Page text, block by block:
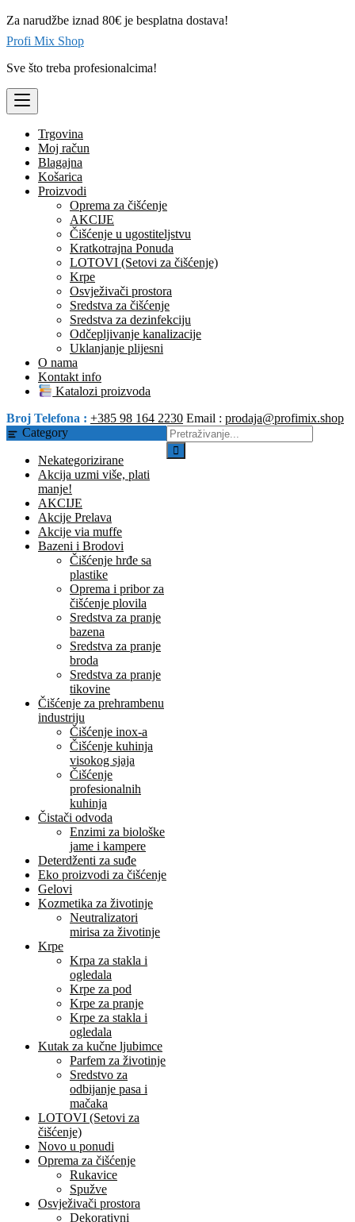
to
content
Za narudžbe iznad 80€ je besplatna dostava!
Profi Mix Shop
Sve što treba profesionalcima!
Trgovina
Moj račun
Blagajna
Košarica
Proizvodi
Oprema za čišćenje
AKCIJE
Čišćenje u ugostiteljstvu
Kratkotrajna Ponuda
LOTOVI (Setovi za čišćenje)
Krpe
Osvježivači prostora
Sredstva za čišćenje
Sredstva za dezinfekciju
Odčepljivanje kanalizacije
Uklanjanje plijesni
O nama
Kontakt info
Katalozi proizvoda
Broj Telefona : +385 98 164 2230 Email : prodaja@profimix.shop
Category
Nekategorizirane
Akcija uzmi više, plati
manje!
AKCIJE
Akcije Prelava
Akcije via muffe
Bazeni i Brodovi
Čišćenje hrđe sa
plastike
Oprema i pribor za
čišćenje plovila
Sredstva za pranje
bazena
Sredstva za pranje
broda
Sredstva za pranje
tikovine
Čišćenje za prehrambenu
industriju
Čišćenje inox-a
Čišćenje kuhinja
visokog sjaja
Čišćenje
profesionalnih
kuhinja
Čistači odvoda
Enzimi za biološke
jame i kampere
Deterdženti za suđe
Eko proizvodi za čišćenje
Gelovi
Kozmetika za životinje
Neutralizatori
mirisa za životinje
Krpe
Krpa za stakla i
ogledala
Krpe za pod
Krpe za pranje
Krpe za stakla i
ogledala
Kutak za kučne ljubimce
Parfem za životinje
Sredstvo za
odbijanje pasa i
mačaka
LOTOVI (Setovi za
čišćenje)
Novo u ponudi
Oprema za čišćenje
Rukavice
Spužve
Osvježivači prostora
Dekorativni